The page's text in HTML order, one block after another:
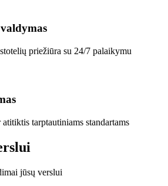
priežiūra su 24/7 palaikymu
tarptautiniams standartams
jūsų verslui